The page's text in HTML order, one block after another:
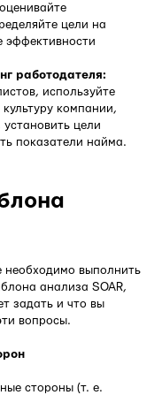
цели на
эффективности
работодателя:
используйте
компании,
цели
показатели найма.
необходимо выполнить
анализа SOAR,
задать и что вы
вопросы.
стороны (т. е.